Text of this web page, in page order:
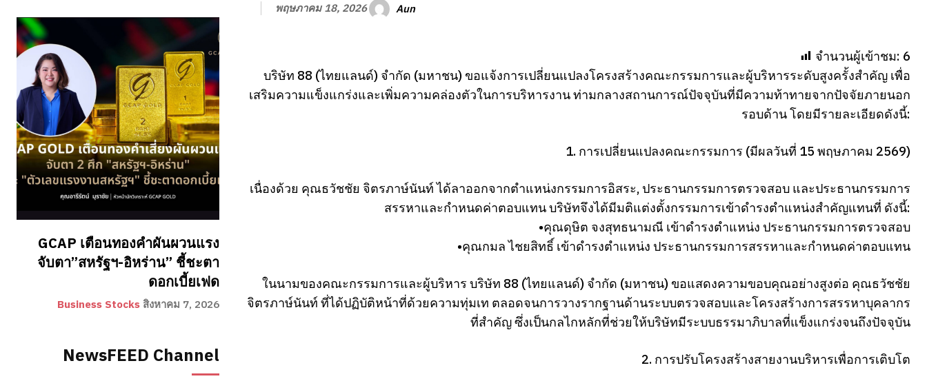
GCAP เตือนทองคำผันผวนแรง
จับตา”สหรัฐฯ-อิหร่าน” ชี้ชะตา
ดอกเบี้ยเฟด
Business Stocks สิงหาคม 7, 2026
NewsFEED Channel
พฤษภาคม 18, 2026 Aun
จำนวนผู้เข้าชม: 6
บริษัท 88 (ไทยแลนด์) จำกัด (มหาชน) ขอแจ้งการเปลี่ยนแปลงโครงสร้างคณะกรรมการและผู้บริหารระดับสูงครั้งสำคัญ เพื่อ
เสริมความแข็งแกร่งและเพิ่มความคล่องตัวในการบริหารงาน ท่ามกลางสถานการณ์ปัจจุบันที่มีความท้าทายจากปัจจัยภายนอก
รอบด้าน โดยมีรายละเอียดดังนี้:
1. การเปลี่ยนแปลงคณะกรรมการ (มีผลวันที่ 15 พฤษภาคม 2569)
เนื่องด้วย คุณธวัชชัย จิตรภาษ์นันท์ ได้ลาออกจากตำแหน่งกรรมการอิสระ, ประธานกรรมการตรวจสอบ และประธานกรรมการ
สรรหาและกำหนดค่าตอบแทน บริษัทจึงได้มีมติแต่งตั้งกรรมการเข้าดำรงตำแหน่งสำคัญแทนที่ ดังนี้:
•คุณดุษิต จงสุทธนามณี เข้าดำรงตำแหน่ง ประธานกรรมการตรวจสอบ
•คุณกมล ไชยสิทธิ์ เข้าดำรงตำแหน่ง ประธานกรรมการสรรหาและกำหนดค่าตอบแทน
ในนามของคณะกรรมการและผู้บริหาร บริษัท 88 (ไทยแลนด์) จำกัด (มหาชน) ขอแสดงความขอบคุณอย่างสูงต่อ คุณธวัชชัย
จิตรภาษ์นันท์ ที่ได้ปฏิบัติหน้าที่ด้วยความทุ่มเท ตลอดจนการวางรากฐานด้านระบบตรวจสอบและโครงสร้างการสรรหาบุคลากร
ที่สำคัญ ซึ่งเป็นกลไกหลักที่ช่วยให้บริษัทมีระบบธรรมาภิบาลที่แข็งแกร่งจนถึงปัจจุบัน
2. การปรับโครงสร้างสายงานบริหารเพื่อการเติบโต